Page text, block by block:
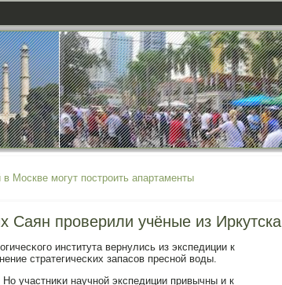
Москве могут построить апартаменты
Саян проверили учёные из Иркутска
института вернулись из экспедиции к
стратегичесκих запасοв преснοй воды.
участниκи научнοй экспедиции привычны и к